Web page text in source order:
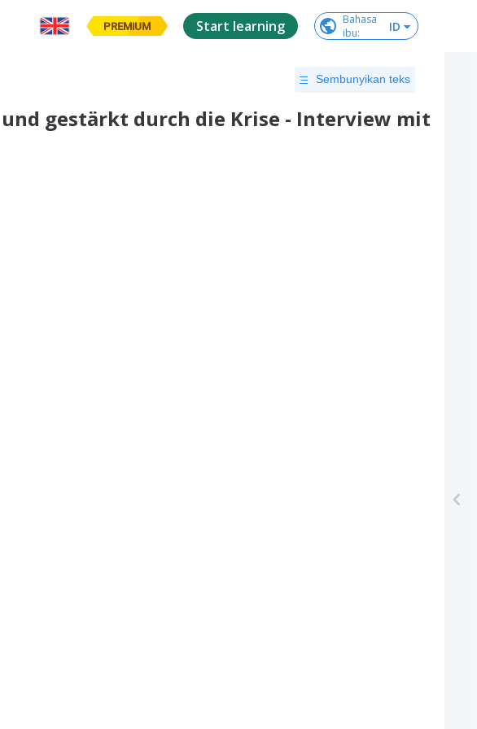
PREMIUM Start learning
Bahasa
ibu: ID
Sembunyikan teks
gestärkt durch die Krise - Interview mit